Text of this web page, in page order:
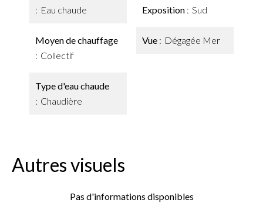
Eau chaude
Moyen de chauffage
Collectif
Type d'eau chaude
Chaudière
Exposition Sud
Vue Dégagée Mer
Autres visuels
Pas d'informations disponibles